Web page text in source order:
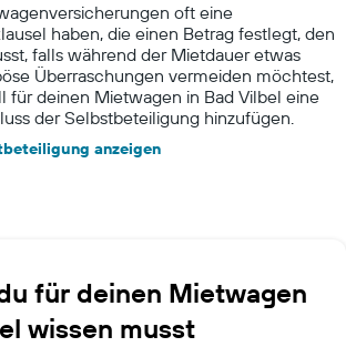
oft eine
haben, die einen Betrag festlegt, den
falls während der Mietdauer etwas
Überraschungen vermeiden möchtest,
für deinen Mietwagen in Bad Vilbel eine
der Selbstbeteiligung hinzufügen.
anzeigen
für deinen Mietwagen
wissen musst